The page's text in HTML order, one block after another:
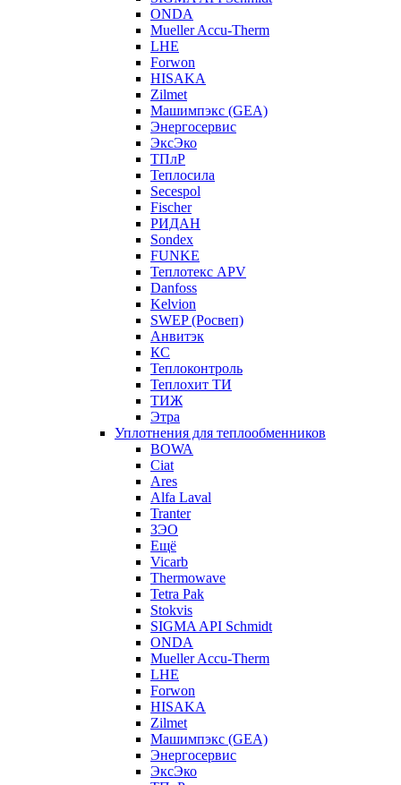
ONDA
Mueller Accu-Therm
LHE
Forwon
HISAKA
Zilmet
Машимпэкс (GEA)
Энергосервис
ЭксЭко
ТПлР
Теплосила
Secespol
Fischer
РИДАН
Sondex
FUNKE
Теплотекс APV
Danfoss
Kelvion
SWEP (Росвеп)
Анвитэк
КС
Теплоконтроль
Теплохит ТИ
ТИЖ
Этра
Уплотнения для теплообменников
BOWA
Ciat
Ares
Alfa Laval
Tranter
ЗЭО
Ещё
Vicarb
Thermowave
Tetra Pak
Stokvis
SIGMA API Schmidt
ONDA
Mueller Accu-Therm
LHE
Forwon
HISAKA
Zilmet
Машимпэкс (GEA)
Энергосервис
ЭксЭко